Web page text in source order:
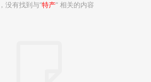
没有找到与“特产” 相关的内容